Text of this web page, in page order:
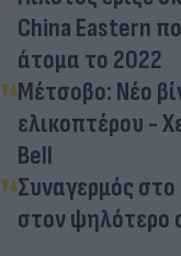
China Eastern
άτομα το 2022
Μέτσοβο: Νέο
ελικοπτέρου -
Bell
Συναγερμός
στον ψηλότερο